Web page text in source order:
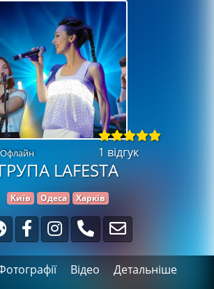
Офлайн 1 відгук
ГРУПА LAFESTA
Київ Одеса Харків
Відео
Детальніше